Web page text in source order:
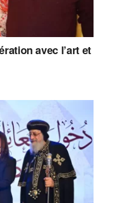
avec l’art et